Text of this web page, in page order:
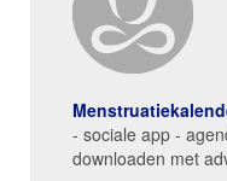
- sociale app -
downloaden met